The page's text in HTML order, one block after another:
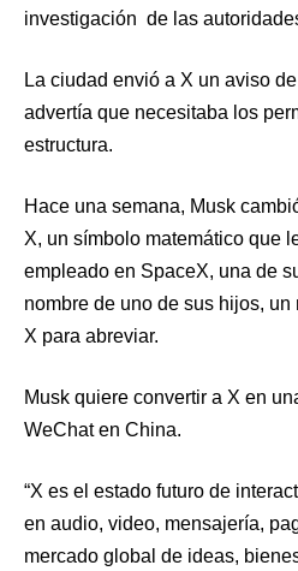
investigación de las
La ciudad envió a X un aviso
advertía que necesitaba los
estructura.
Hace una semana, Musk
X, un símbolo matemático que
empleado en SpaceX, una de
nombre de uno de sus hijos,
X para abreviar.
Musk quiere convertir a X en
WeChat en China.
“X es el estado futuro de
en audio, video, mensajería,
mercado global de ideas,